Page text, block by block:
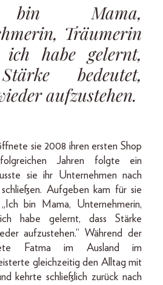
Mama,
Träumerin
habe gelernt,
bedeutet,
aufzustehen.
sie 2008 ihren ersten Shop
Jahren folgte ein
sie ihr Unternehmen nach
Aufgeben kam für sie
bin Mama, Unternehmerin,
habe gelernt, dass Stärke
aufzustehen.“ Während der
Fatma im Ausland im
gleichzeitig den Alltag mit
kehrte schließlich zurück nach